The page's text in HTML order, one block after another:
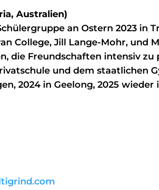
Australien)
an Ostern 2023 in
College, Jill Lange-Mohr, und
die Freundschaften intensiv
und dem staatlichen
2024 in Geelong, 2025